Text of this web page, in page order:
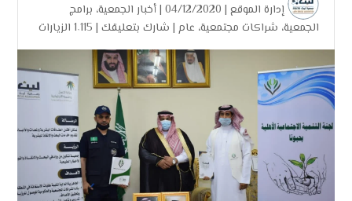
إدارة الموقع | 04/12/2020 | أخبار الجمعية، برامج
الجمعية، شراكات مجتمعية، عام | شارك بتعليقك | 1٬115 الزيارات